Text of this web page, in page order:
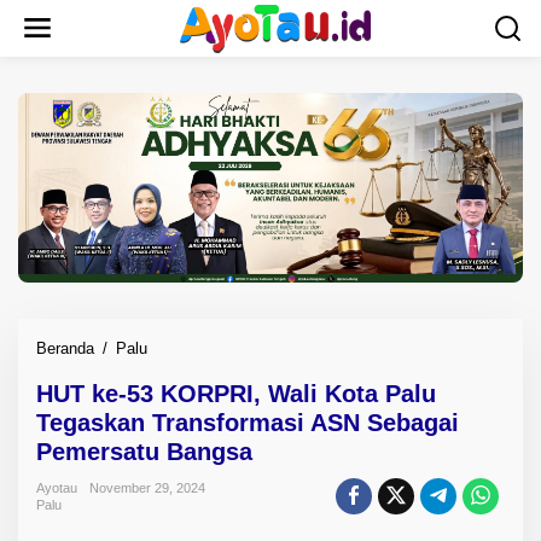
Beranda / Palu
T
k
e
5
HUT ke-53 KORPRI, Wali Kota Palu
Tegaskan Transformasi ASN Sebagai
Pemersatu Bangsa
Ayotau
November 29, 2024
Palu